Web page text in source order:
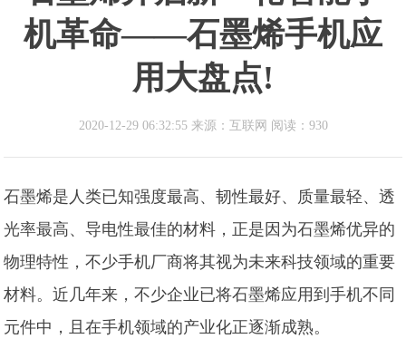
机革命——石墨烯手机应
用大盘点!
2020-12-29 06:32:55 来源：互联网 阅读：930
石墨烯是人类已知强度最高、韧性最好、质量最轻、透
光率最高、导电性最佳的材料，正是因为石墨烯优异的
物理特性，不少手机厂商将其视为未来科技领域的重要
材料。近几年来，不少企业已将石墨烯应用到手机不同
元件中，且在手机领域的产业化正逐渐成熟。